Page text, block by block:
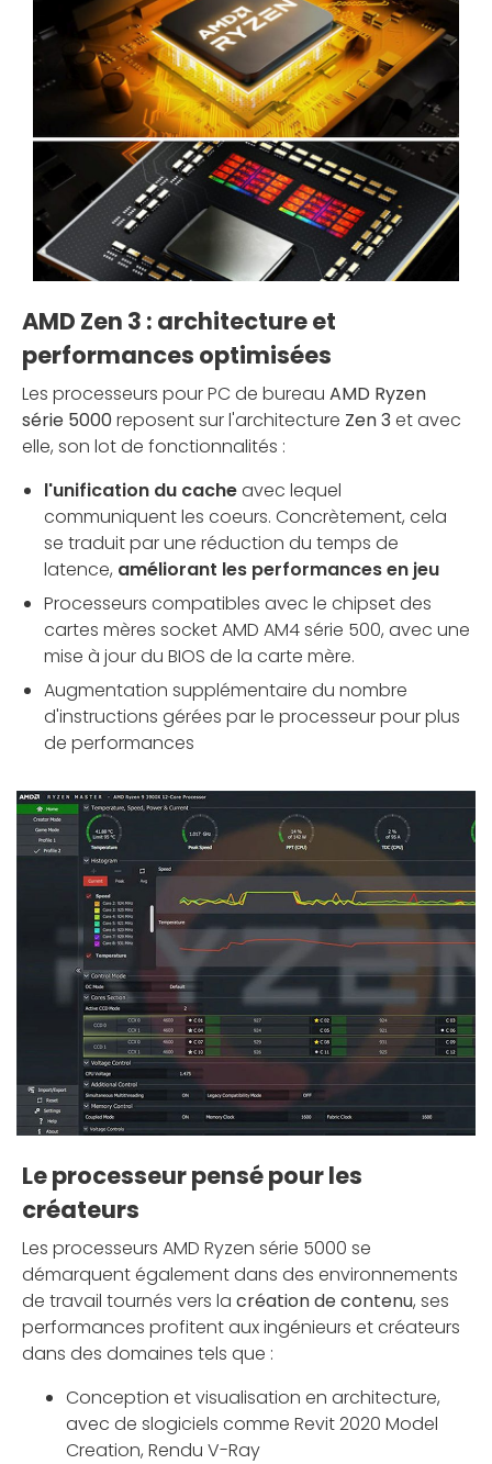
AMD Zen 3 : architecture et
performances optimisées
Les processeurs pour PC de bureau AMD Ryzen
série 5000reposent sur l'architecture Zen 3 et avec
elle, son lot de fonctionnalités :
l'unification du cacheavec lequel
communiquent les coeurs. Concrètement, cela
se traduit par une réduction du temps de
latence, améliorant les performances en jeu
Processeurs compatibles avec le chipset des
cartes mères socket AMD AM4 série 500, avec une
mise à jour du BIOS de la carte mère.
Augmentation supplémentaire du nombre
d'instructions gérées par le processeur pour plus
de performances
Le processeur pensé pour les
créateurs
Les processeurs AMD Ryzen série 5000 se
démarquent également dans des environnements
de travail tournés vers la création de contenu, ses
performances profitent aux ingénieurs et créateurs
dans des domaines tels que :
Conception et visualisation en architecture,
avec de slogiciels comme Revit 2020 Model
Creation, Rendu V-Ray